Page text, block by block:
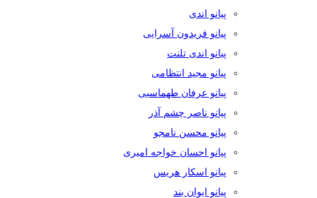
پیانو اندی
پیانو فریدون آسرایی
پیانو اندی تلنت
پیانو مجید انتظامی
پیانو عرفان طهماسبی
پیانو ناصر چشم آذر
پیانو محسن نامجو
پیانو احسان خواجه امیری
پیانو اسکار هریس
پیانو ایوان بند